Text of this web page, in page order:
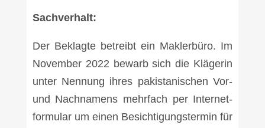
Sach­ver­halt:
Der Beklag­te betreibt ein Mak­ler­bü­ro. Im
Novem­ber 2022 bewarb sich die Klä­ge­rin
unter Nen­nung ihres paki­sta­ni­schen Vor-
und Nach­na­mens mehr­fach per Inter­net­
for­mu­lar um einen Besich­ti­gungs­ter­min für